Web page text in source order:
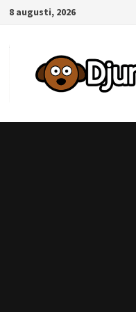
Hoppa
innehåll
8 augusti, 2026